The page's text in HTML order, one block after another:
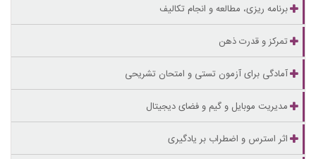
برنامه ریزی، مطالعه و انجام تکالیف
تمرکز و قدرت ذهن
آمادگی برای آزمون تستی و امتحان تشریحی
مدیریت موبایل و گیم و فضای دیجیتال
اثر استرس و اضطراب بر یادگیری